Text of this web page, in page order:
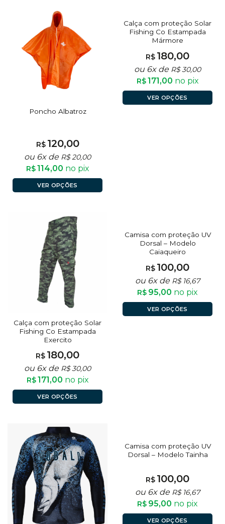
Poncho Albatroz
R$ 120,00
ou 6x de R$20,00
R$114,00 no pix
VER OPÇÕES
Calça com proteção Solar
Fishing Co Estampada
Mármore
R$ 180,00
ou 6x de R$30,00
R$171,00 no pix
VER OPÇÕES
Calça com proteção Solar
Fishing Co Estampada
Exercito
R$ 180,00
ou 6x de R$30,00
R$171,00 no pix
VER OPÇÕES
Camisa com proteção UV
Dorsal – Modelo
Caiaqueiro
R$ 100,00
ou 6x de R$ 16,67
R$ 95,00 no pix
VER OPÇÕES
Camisa com proteção UV
Dorsal – Modelo Tainha
R$ 100,00
ou 6x de R$ 16,67
R$ 95,00 no pix
VER OPÇÕES